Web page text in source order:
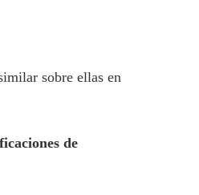
sobre ellas en
de